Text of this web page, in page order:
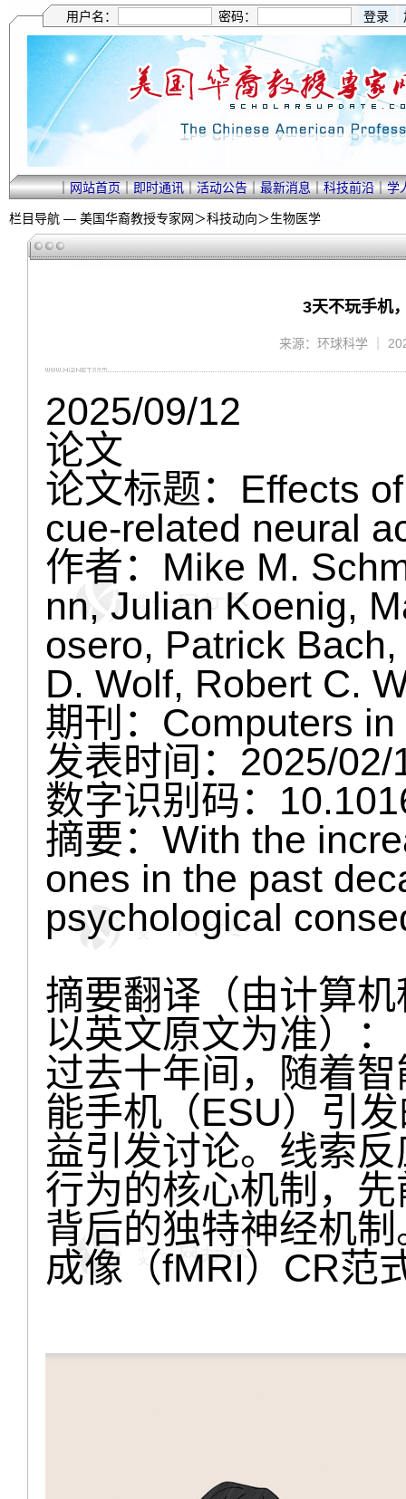
用户名： 密码：
｜网站首页｜即时通讯｜活动公告｜最新消息｜科技前沿｜学
栏目导航 — 美国华裔教授专家网＞科技动向＞生物医学
3天不玩手机
来源：环球科学 ｜
2025/09/12
论文
论文标题：Effects
cue-related neural
作者：Mike M.
nn, Julian Koenig,
osero, Patrick
D. Wolf, Robert C.
期刊：Computers
发表时间：2025/02/
数字识别码：
摘要：With the
ones in the past
psychological
摘要翻译（由计算
以英文原文为准）：
过去十年间，随着
能手机（ESU）引
益引发讨论。线索
行为的核心机制，
背后的独特神经机
成像（fMRI）CR范